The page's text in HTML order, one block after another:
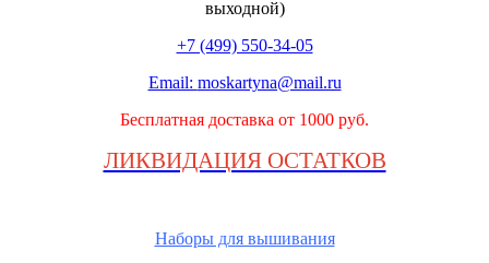
выходной)
+7 (499) 550-34-05
Email: moskartyna@mail.ru
Бесплатная доставка от 1000 руб.
ЛИКВИДАЦИЯ ОСТАТКОВ
Наборы для вышивания